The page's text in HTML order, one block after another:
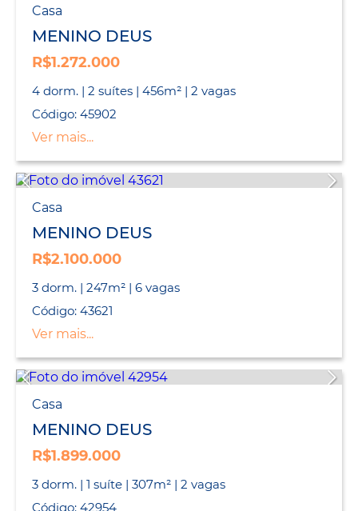
Casa
MENINO DEUS
R$1.272.000
4 dorm. | 2 suítes | 456m² | 2 vagas
Código: 45902
Ver mais...
Casa
MENINO DEUS
R$2.100.000
3 dorm. | 247m² | 6 vagas
Código: 43621
Ver mais...
Casa
MENINO DEUS
R$1.899.000
3 dorm. | 1 suíte | 307m² | 2 vagas
Código: 42954